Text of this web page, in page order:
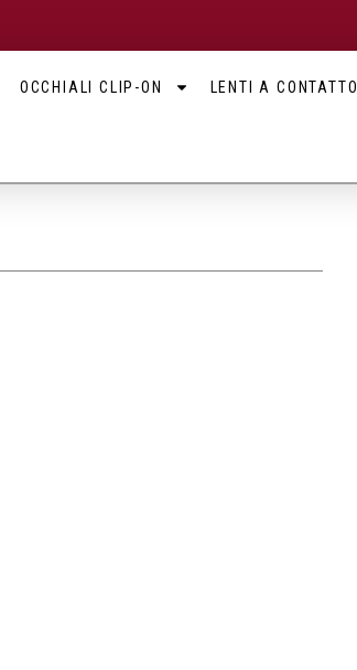
OCCHIALI CLIP-ON LENTI A CONTATTO